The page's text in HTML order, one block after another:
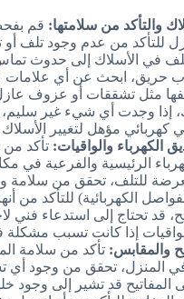
والتأكد من سلامتها: قم
للتأكد من عدم وجود تلف أو
في الأسلاك إلى حدوث
حريق، ابحث عن أي علامات
مثل تشققات أو عزوف
إذا وجدت أي شيء غير
كهربائي مؤهل لتغيير الأسلاك
الكهرباء والواقيات: تأكد من
الرئيسية والفرعية في
للتلف، تحقق من سلامة
الكهربائية) للتأكد من
قد تحتاج إلى استدعاء فني
إذا كانت تسبب مشكلة
والمقابس: تأكد من سلامة
المنزل، تحقق من وجود أي
المفاتيح قد تشير إلى وجود